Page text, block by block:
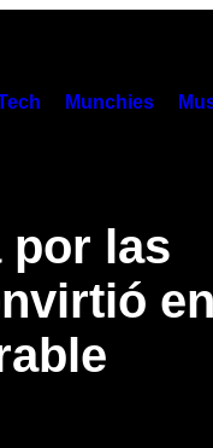
Munchies
por las
en